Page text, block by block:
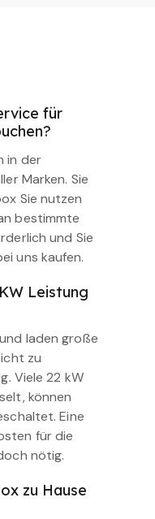
für
in der
Marken. Sie
Sie nutzen
bestimmte
und Sie
uns kaufen.
Leistung
laden große
zu
Viele 22 kW
können
Eine
für die
nötig.
zu Hause